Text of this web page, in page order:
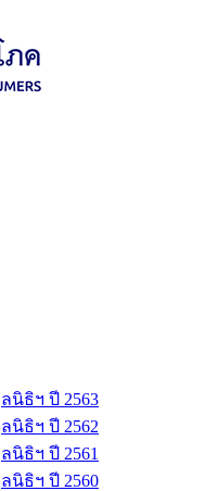
นิธิฯ ปี 2563
นิธิฯ ปี 2562
นิธิฯ ปี 2561
นิธิฯ ปี 2560